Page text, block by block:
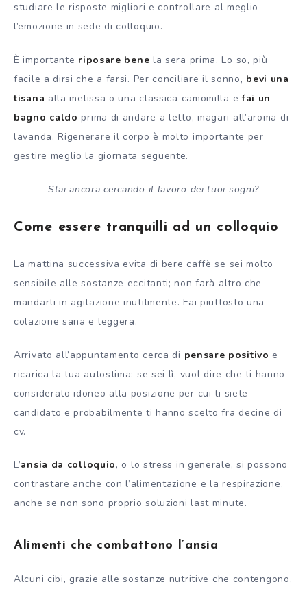
studiare le risposte migliori e controllare al meglio
l’emozione in sede di colloquio.
È importante riposare bene la sera prima. Lo so, più
facile a dirsi che a farsi. Per conciliare il sonno, bevi una
tisana alla melissa o una classica camomilla efai un
bagno caldo prima di andare a letto, magari all’aroma di
lavanda. Rigenerare il corpo è molto importante per
gestire meglio la giornata seguente.
Stai ancora cercando il lavoro dei tuoi sogni?
Come essere tranquilli ad un colloquio
La mattina successiva evita di bere caffè se sei molto
sensibile alle sostanze eccitanti; non farà altro che
mandarti in agitazione inutilmente. Fai piuttosto una
colazione sana e leggera.
Arrivato all’appuntamento cerca di pensare positivo e
ricarica la tua autostima: se sei lì, vuol dire che ti hanno
considerato idoneo alla posizione per cui ti siete
candidato e probabilmente ti hanno scelto fra decine di
cv.
L’ansia da colloquio, o lo stress in generale, si possono
contrastare anche con l’alimentazione e la respirazione,
anche se non sono proprio soluzioni last minute.
Alimenti che combattono l’ansia
Alcuni cibi, grazie alle sostanze nutritive che contengono,